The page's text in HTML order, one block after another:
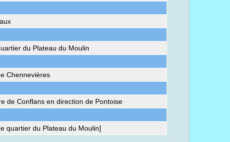
du Plateau du Moulin
Chennevières
de Conflans en direction de Pontoise
quartier du Plateau du Moulin]